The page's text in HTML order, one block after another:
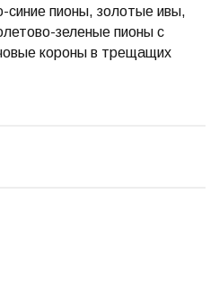
пионы, золотые ивы,
зеленые пионы с
короны в трещащих